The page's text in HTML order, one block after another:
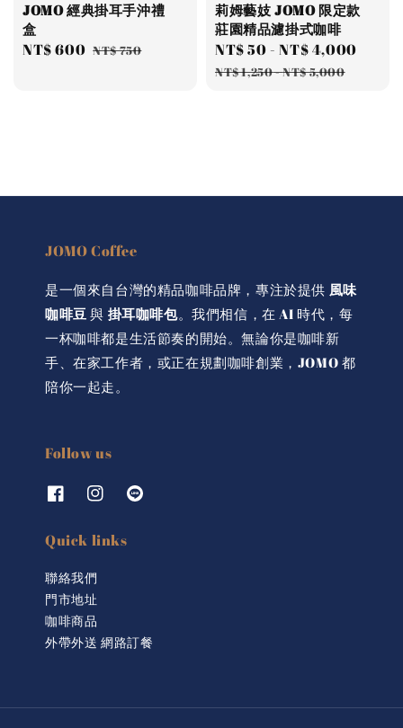
JOMO 經典掛耳手沖禮
盒
Sale
NT$ 600 Regular
NT$ 750
莉姆藝妓 JOMO 限定款
莊園精品濾掛式咖啡
Sale
price
NT$ 50 -NT$ 4,000
NT$ 1,250-NT$ 5,000
JOMO Coffee
是一個來自台灣的精品咖啡品牌，專注於提供 風味
咖啡豆 與 掛耳咖啡包。我們相信，在 AI 時代，每
一杯咖啡都是生活節奏的開始。無論你是咖啡新
手、在家工作者，或正在規劃咖啡創業，JOMO 都
陪你一起走。
Follow us
Quick links
聯絡我們
門市地址
咖啡商品
外帶外送 網路訂餐